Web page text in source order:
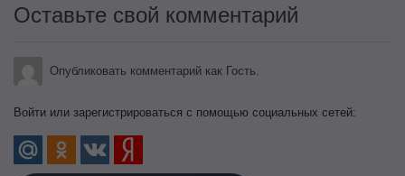
Оставьте свой комментарий
Опубликовать комментарий как Гость.
Войти или зарегистрироваться с помощью социальных сетей: